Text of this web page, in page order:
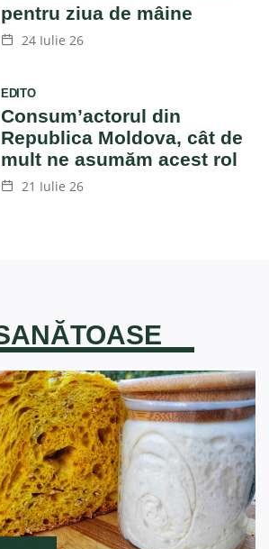
pentru ziua de mâine
24 Iulie 26
EDITO
Consum’actorul din
Republica Moldova, cât de
mult ne asumăm acest rol
21 Iulie 26